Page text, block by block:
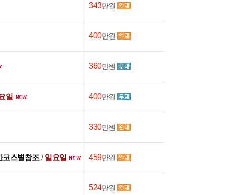
343만원
400만원
360만원
일 400만원
330만원
코스별참조/ 일요일 459만원
524만원